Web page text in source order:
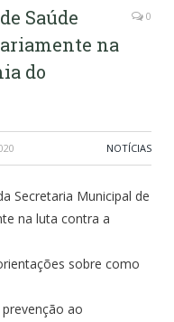
Saúde
na
do
0
NOTÍCIAS
Secretaria Municipal de
na luta contra a
sobre como
ao